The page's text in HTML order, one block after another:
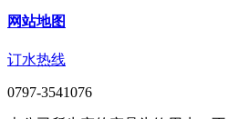
网站地图
订水热线
0797-3541076